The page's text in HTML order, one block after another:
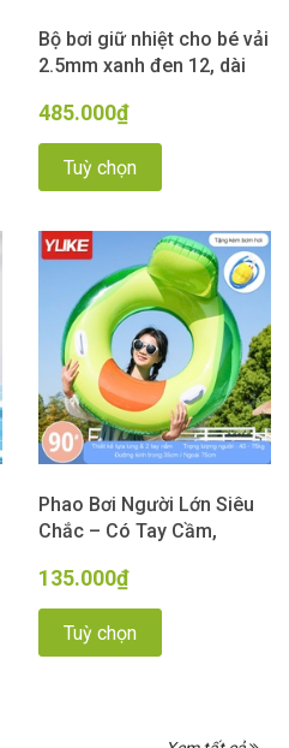
Bộ bơi giữ nhiệt cho bé vải
2.5mm xanh đen 12, dài
485.000₫
Tuỳ chọn
Phao Bơi Người Lớn Siêu
Chắc – Có Tay Cầm,
Toàn
135.000₫
Tuỳ chọn